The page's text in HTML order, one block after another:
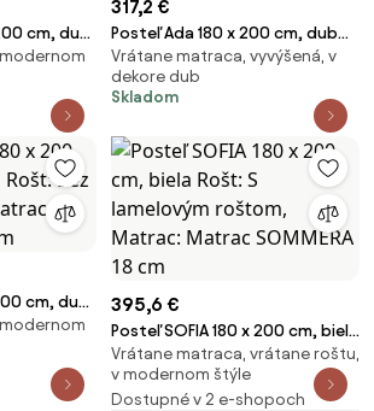
cm, dub
10 cm
317,2 €
Posteľ Ada 180 x 200 cm, dub
Rošt: Bez roštu, Matrac:
Matrac SOMMERA 18 cm
Vrátane matraca, vyvýšená, v
dekore dub
Skladom
cm, dub
MAXI 20
395,6 €
Posteľ SOFIA 180 x 200 cm, biela
Rošt: S lamelovým roštom,
Matrac: Matrac SOMMERA 18
cm
Vrátane matraca, vrátane roštu,
v modernom štýle
Dostupné v 2 e-shopoch